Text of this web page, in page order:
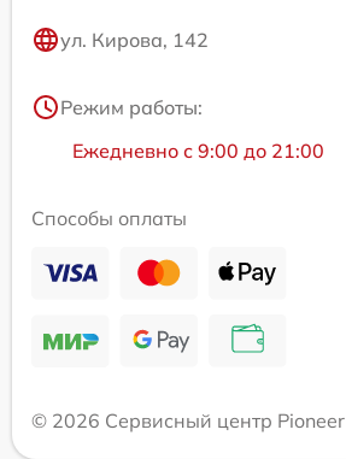
ул. Кирова, 142
Режим работы:
Ежедневно с 9:00 до 21:00
Способы оплаты
© 2026 Сервисный центр Pioneer